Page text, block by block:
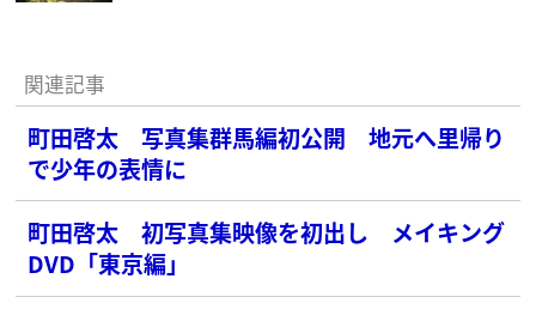
関連記事
町田啓太 写真集群馬編初公開 地元へ里帰り
で少年の表情に
町田啓太 初写真集映像を初出し メイキング
DVD「東京編」